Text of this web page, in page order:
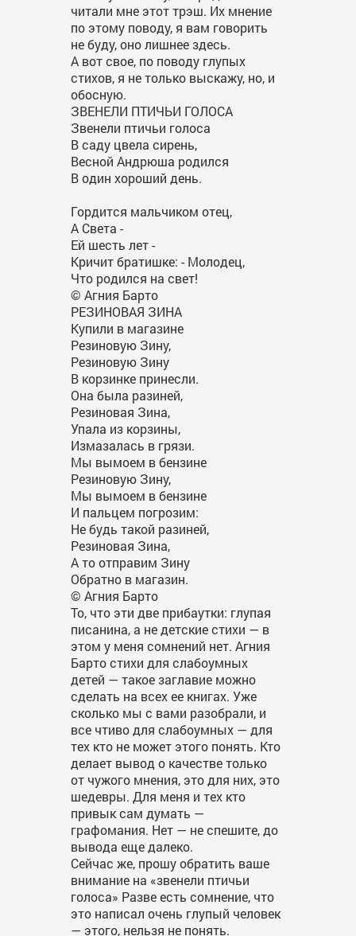
читали мне этот трэш. Их мнение
по этому поводу, я вам говорить
не буду, оно лишнее здесь.
А вот свое, по поводу глупых
стихов, я не только выскажу, но, и
обосную.
ЗВЕНЕЛИ ПТИЧЬИ ГОЛОСА
Звенели птичьи голоса
В саду цвела сирень,
Весной Андрюша родился
В один хороший день.
Гордится мальчиком отец,
А Света -
Ей шесть лет -
Кричит братишке: - Молодец,
Что родился на свет!
© Агния Барто
РЕЗИНОВАЯ ЗИНА
Купили в магазине
Резиновую Зину,
Резиновую Зину
В корзинке принесли.
Она была разиней,
Резиновая Зина,
Упала из корзины,
Измазалась в грязи.
Мы вымоем в бензине
Резиновую Зину,
Мы вымоем в бензине
И пальцем погрозим:
Не будь такой разиней,
Резиновая Зина,
А то отправим Зину
Обратно в магазин.
© Агния Барто
То, что эти две прибаутки: глупая
писанина, а не детские стихи — в
этом у меня сомнений нет. Агния
Барто стихи для слабоумных
детей — такое заглавие можно
сделать на всех ее книгах. Уже
сколько мы с вами разобрали, и
все чтиво для слабоумных — для
тех кто не может этого понять. Кто
делает вывод о качестве только
от чужого мнения, это для них, это
шедевры. Для меня и тех кто
привык сам думать —
графомания. Нет — не спешите, до
вывода еще далеко.
Сейчас же, прошу обратить ваше
внимание на «звенели птичьи
голоса» Разве есть сомнение, что
это написал очень глупый человек
— этого, нельзя не понять.